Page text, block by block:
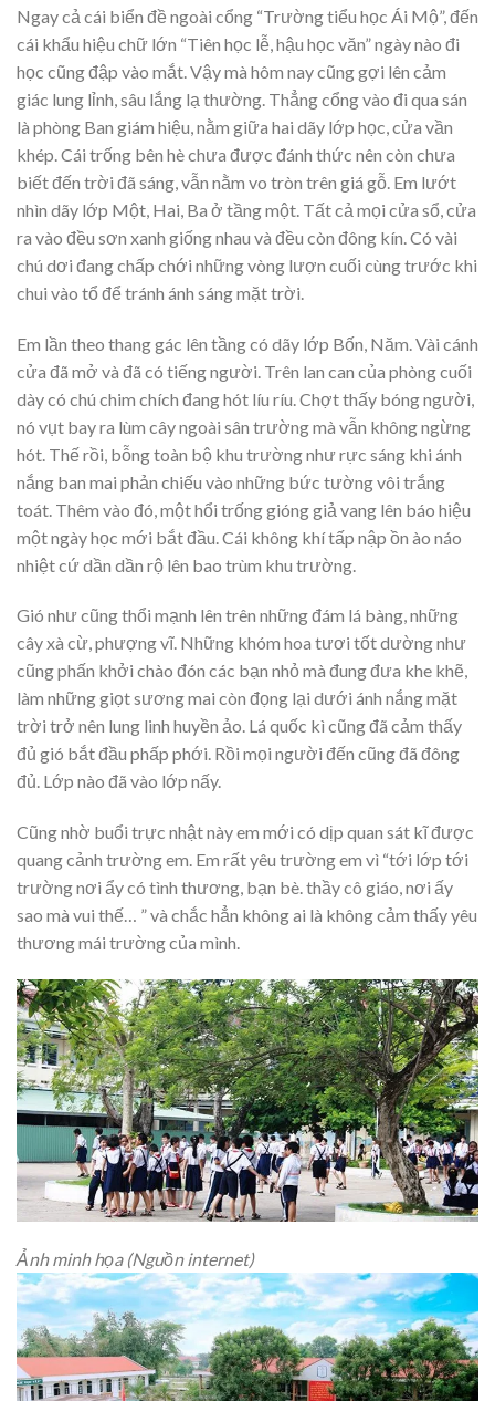
Ngay cả cái biển đề ngoài cổng “Trường tiểu học Ái Mộ”, đến
cái khẩu hiệu chữ lớn “Tiên học lễ, hậu học văn” ngày nào đi
học cũng đập vào mắt. Vậy mà hôm nay cũng gợi lên cảm
giác lung lỉnh, sâu lắng lạ thường. Thẳng cổng vào đi qua sán
là phòng Ban giám hiệu, nằm giữa hai dãy lớp học, cửa vần
khép. Cái trống bên hè chưa được đánh thức nên còn chưa
biết đến trời đã sáng, vẫn nằm vo tròn trên giá gỗ. Em lướt
nhìn dãy lớp Một, Hai, Ba ở tầng một. Tất cả mọi cửa sổ, cửa
ra vào đều sơn xanh giống nhau và đều còn đông kín. Có vài
chú dơi đang chấp chới những vòng lượn cuối cùng trước khi
chui vào tổ để tránh ánh sáng mặt trời.
Em lần theo thang gác lên tầng có dãy lớp Bốn, Năm. Vài cánh
cửa đã mở và đã có tiếng người. Trên lan can của phòng cuối
dày có chú chim chích đang hót líu ríu. Chợt thấy bóng người,
nó vụt bay ra lùm cây ngoài sân trường mà vẫn không ngừng
hót. Thế rồi, bỗng toàn bộ khu trường như rực sáng khi ánh
nắng ban mai phản chiếu vào những bức tường vôi trắng
toát. Thêm vào đó, một hổi trống gióng giả vang lên báo hiệu
một ngày học mới bắt đầu. Cái không khí tấp nập ồn ào náo
nhiệt cứ dần dần rộ lên bao trùm khu trường.
Gió như cũng thổi mạnh lên trên những đám lá bàng, những
cây xà cừ, phượng vĩ. Những khóm hoa tươi tốt dường như
cũng phấn khởi chào đón các bạn nhỏ mà đung đưa khe khẽ,
làm những giọt sương mai còn đọng lại dưới ánh nắng mặt
trời trở nên lung linh huyền ảo. Lá quốc kì cũng đã cảm thấy
đủ gió bắt đầu phấp phới. Rồi mọi người đến cũng đã đông
đủ. Lớp nào đã vào lớp nấy.
Cũng nhờ buổi trực nhật này em mới có dịp quan sát kĩ được
quang cảnh trường em. Em rất yêu trường em vì “tới lớp tới
trường nơi ẩy có tình thương, bạn bè. thầy cô giáo, nơi ấy
sao mà vui thế… ” và chắc hẳn không ai là không cảm thấy yêu
thương mái trường của mình.
Ảnh minh họa (Nguồn internet)